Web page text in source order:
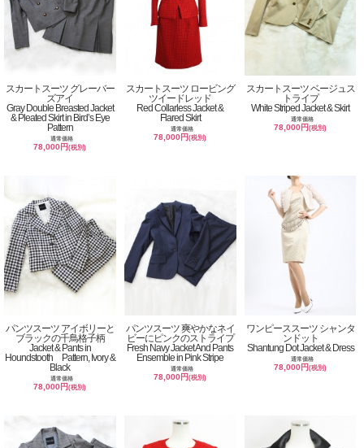
スカートスーツ グレーバー
ズアイ
Gray Double Breasted Jacket
& Pleated Skirt in Bird’s Eye
Pattern
通常価格
78,000円(税別)
スカートスーツ ロービング
ツイードレッド
Red Collarless Jacket &
Flared Skirt
通常価格
78,000円(税別)
スカートスーツ ベージュス
トライプ
White Striped Jacket & Skirt
通常価格
78,000円(税別)
パンツスーツ アイボリーと
ブラックの千鳥格子柄
Jacket & Pants in
Houndstooth Pattern, Ivory &
Black
通常価格
78,000円(税別)
パンツスーツ 爽やかなネイ
ビーにピンクのストライプ
Fresh Navy Jacket And Pants
Ensemble in Pink Stripe
通常価格
78,000円(税別)
ワンピーススーツ シャンタ
ンドット
Shantung Dot Jacket & Dress
通常価格
78,000円(税別)